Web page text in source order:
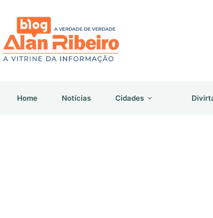
conteúdo
Home Notícias Cidades